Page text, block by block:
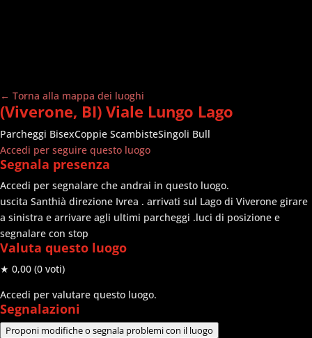
← Torna alla mappa dei luoghi
(Viverone, BI) Viale Lungo Lago
Parcheggi BisexCoppie ScambisteSingoli Bull
Accedi per seguire questo luogo
Segnala presenza
Accedi per segnalare che andrai in questo luogo.
uscita Santhià direzione Ivrea . arrivati sul Lago di Viverone girare
a sinistra e arrivare agli ultimi parcheggi .luci di posizione e
segnalare con stop
Valuta questo luogo
★ 0,00 (0 voti)
Accedi per valutare questo luogo.
Segnalazioni
Proponi modifiche o segnala problemi con il luogo